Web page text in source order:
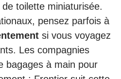
toilette miniaturisée.
pensez parfois à
si vous voyagez
Les compagnies
bagages à main pour